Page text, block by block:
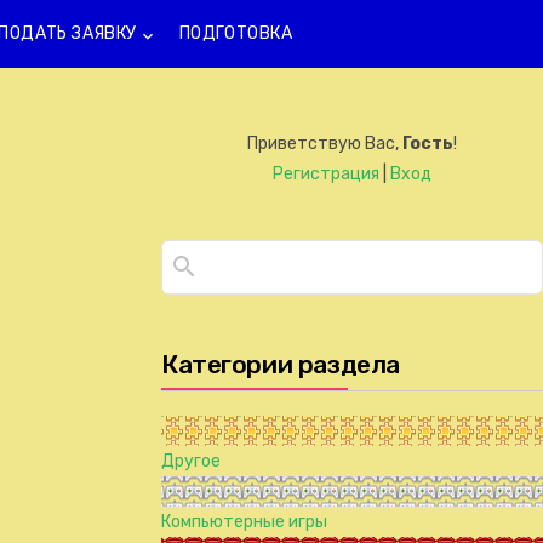
ПОДАТЬ ЗАЯВКУ keyboard_arrow_down ПОДГОТОВКА
Приветствую Вас, Гость!
Регистрация
Вход
Категории раздела
Другое
Компьютерные игры